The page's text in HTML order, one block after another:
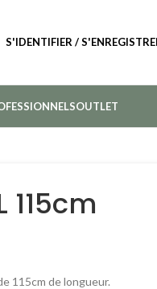
S'IDENTIFIER /
OUTLET
115cm de longueur.